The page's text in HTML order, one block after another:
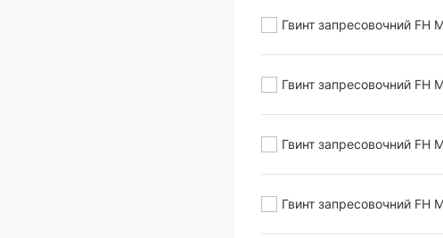
Гвинт запресовочний FH
Гвинт запресовочний FH
Гвинт запресовочний FH
Гвинт запресовочний FH